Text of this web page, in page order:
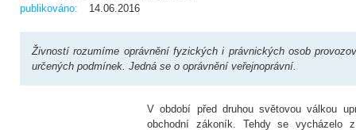
publikováno:
14.06.2016
Živností rozumíme oprávnění fyzických i právnických osob
určených podmínek. Jedná se o oprávnění veřejnoprávní.
V období před druhou světovou válkou
obchodní zákoník. Tehdy se vycházelo